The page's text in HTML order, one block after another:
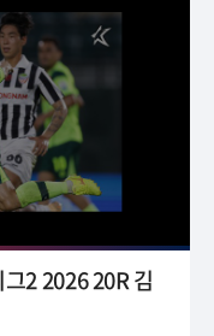
2 2026 20R 김